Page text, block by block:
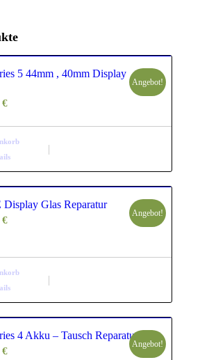
5 44mm , 40mm Display
€Aktueller
Angebot!
Display Glas Reparatur
€Aktueller
79,99 €.
Angebot!
4 Akku – Tausch Reparatur
€Aktueller
Angebot!